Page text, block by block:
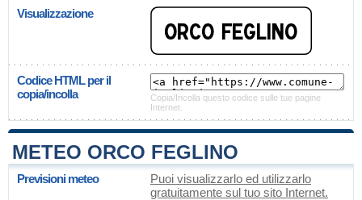
Visualizzazione
Codice HTML per il
copia/incolla
Copia/Incolla questo codice sulle tue pagine
Internet.
METEO ORCO FEGLINO
Previsioni meteo
Puoi visualizzarlo ed utilizzarlo
gratuitamente sul tuo sito Internet.